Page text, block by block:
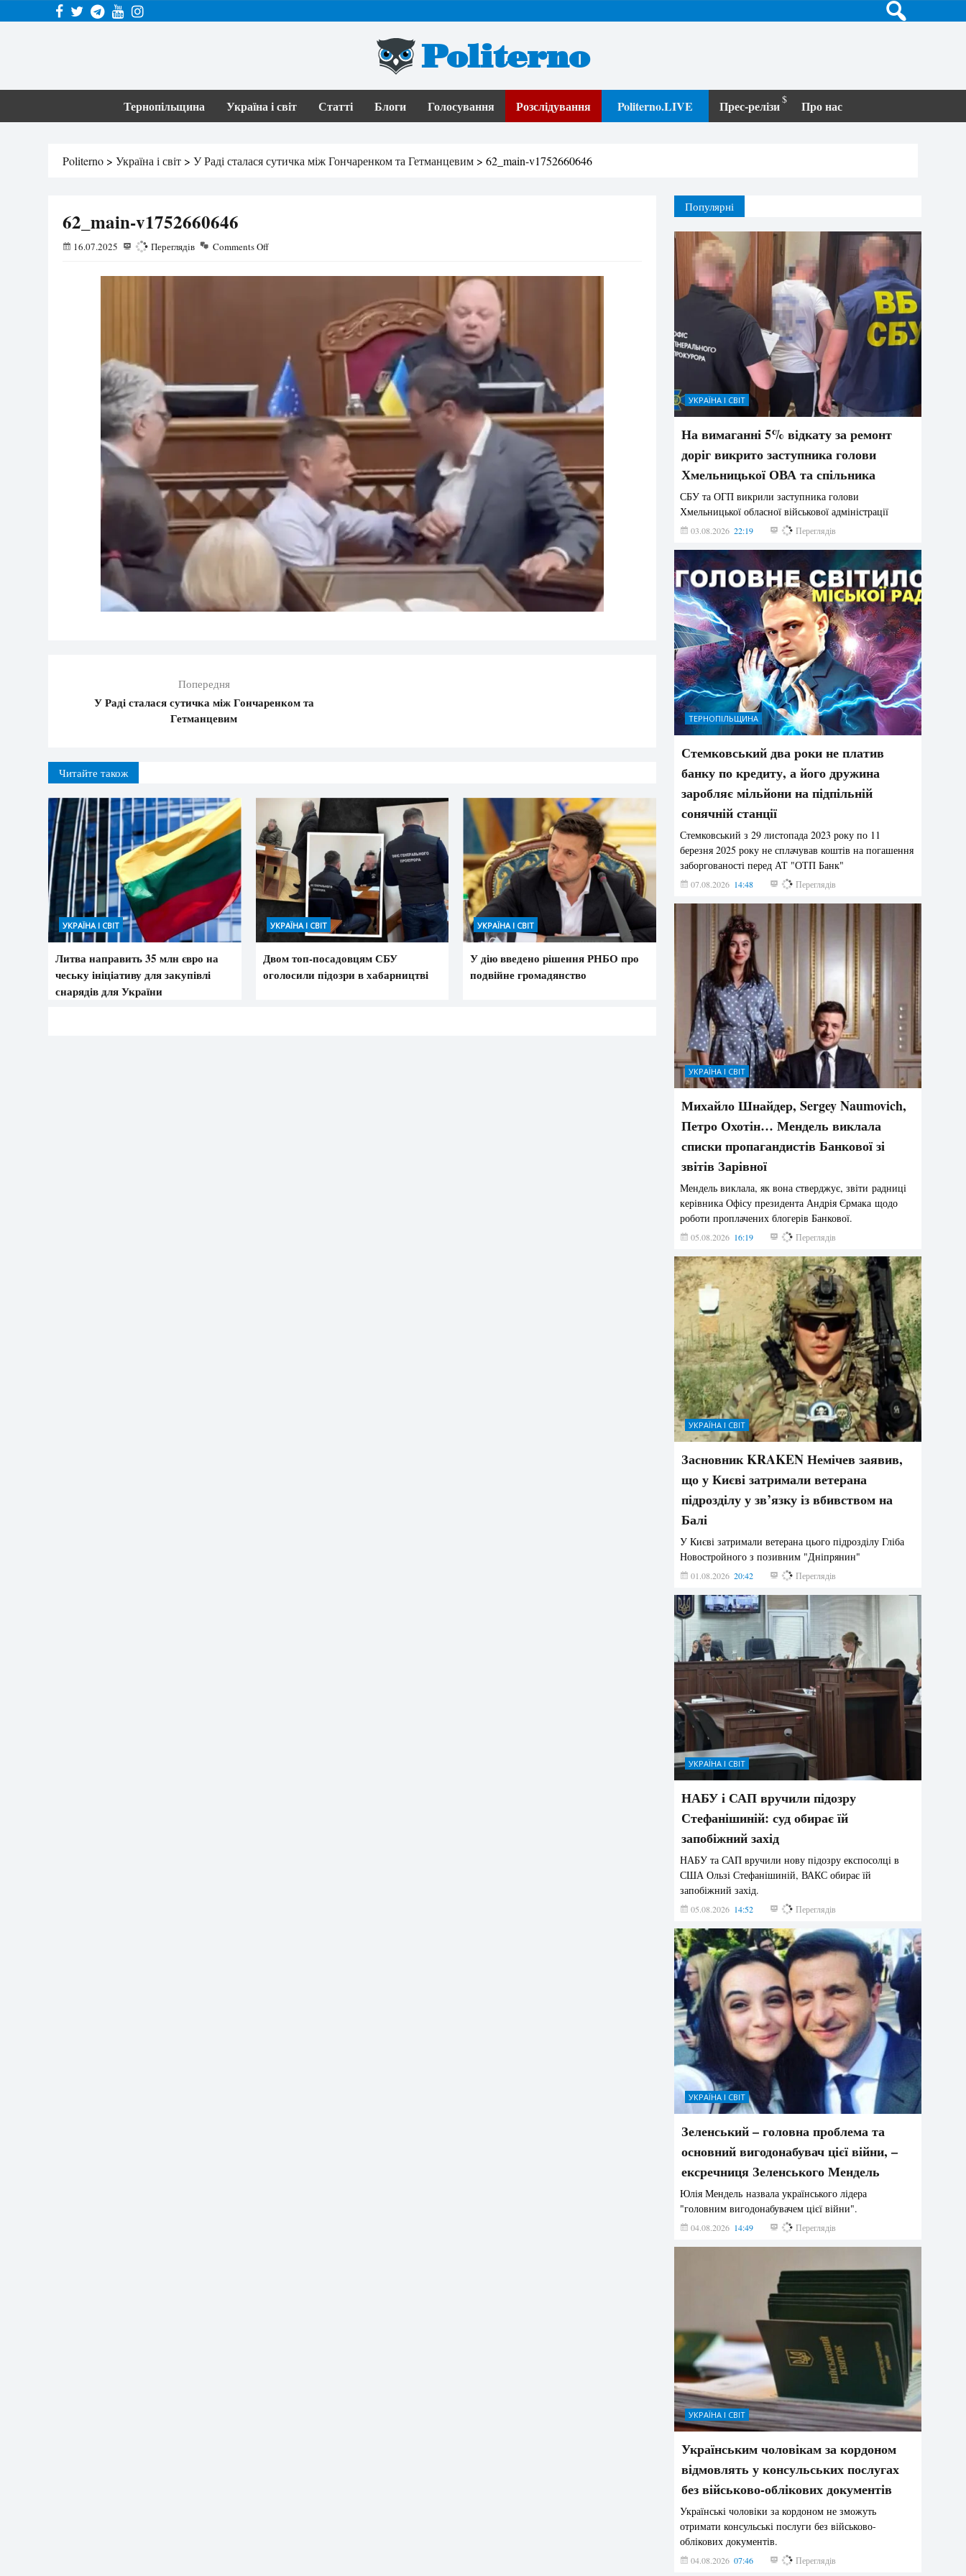
Politerno
Тернопільщина Україна і світ Статті Блоги Голосування Розслідування Politerno.LIVE Прес-релізи Про нас
Politerno > Україна і світ > У Раді сталася сутичка між Гончаренком та Гетманцевим > 62_main-v1752660646
62_main-v1752660646
16.07.2025 169 Переглядів Comments Off
Попередня
У Раді сталася сутичка між Гончаренком та
Гетманцевим
Читайте також
УКРАЇНА І СВІТ
Литва направить 35 млн євро на
чеську ініціативу для закупівлі
снарядів для України
УКРАЇНА І СВІТ
Двом топ-посадовцям СБУ
оголосили підозри в хабарництві
УКРАЇНА І СВІТ
У дію введено рішення РНБО про
подвійне громадянство
Популярні
УКРАЇНА І СВІТ
На вимаганні 5% відкату за ремонт
доріг викрито заступника голови
Хмельницької ОВА та спільника
СБУ та ОГП викрили заступника голови
Хмельницької обласної військової адміністрації
03.08.2026 22:19 868 Переглядів
ТЕРНОПІЛЬЩИНА
Стемковський два роки не платив
банку по кредиту, а його дружина
заробляє мільйони на підпільній
сонячній станції
Стемковський з 29 листопада 2023 року по 11
березня 2025 року не сплачував коштів на погашення
заборгованості перед АТ "ОТП Банк"
07.08.2026 14:48 288 Переглядів
УКРАЇНА І СВІТ
Михайло Шнайдер, Sergey Naumovich,
Петро Охотін… Мендель виклала
списки пропагандистів Банкової зі
звітів Зарівної
Мендель виклала, як вона стверджує, звіти радниці
керівника Офісу президента Андрія Єрмака щодо
роботи проплачених блогерів Банкової.
05.08.2026 16:19 222 Переглядів
УКРАЇНА І СВІТ
Засновник KRAKEN Немічев заявив,
що у Києві затримали ветерана
підрозділу у зв’язку із вбивством на
Балі
У Києві затримали ветерана цього підрозділу Гліба
Новостройного з позивним "Дніпрянин"
01.08.2026 20:42 192 Переглядів
УКРАЇНА І СВІТ
НАБУ і САП вручили підозру
Стефанішиній: суд обирає їй
запобіжний захід
НАБУ та САП вручили нову підозру експосолці в
США Ользі Стефанішиній, ВАКС обирає їй
запобіжний захід.
05.08.2026 14:52 157 Переглядів
УКРАЇНА І СВІТ
Зеленський – головна проблема та
основний вигодонабувач цієї війни, –
ексречниця Зеленського Мендель
Юлія Мендель назвала українського лідера
"головним вигодонабувачем цієї війни".
04.08.2026 14:49 151 Переглядів
УКРАЇНА І СВІТ
Українським чоловікам за кордоном
відмовлять у консульських послугах
без військово-облікових документів
Українські чоловіки за кордоном не зможуть
отримати консульські послуги без військово-
облікових документів.
04.08.2026 07:46 141 Переглядів